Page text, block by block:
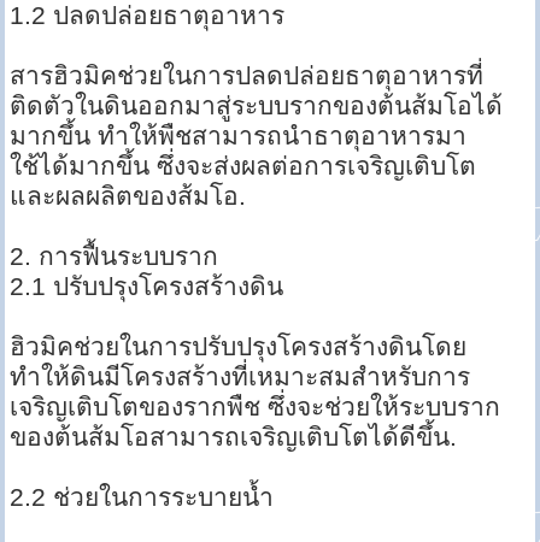
1.2 ปลดปล่อยธาตุอาหาร
สารฮิวมิคช่วยในการปลดปล่อยธาตุอาหารที่
ติดตัวในดินออกมาสู่ระบบรากของต้นส้มโอได้
มากขึ้น ทำให้พืชสามารถนำธาตุอาหารมา
ใช้ได้มากขึ้น ซึ่งจะส่งผลต่อการเจริญเติบโต
และผลผลิตของส้มโอ.
2. การฟื้นระบบราก
2.1 ปรับปรุงโครงสร้างดิน
ฮิวมิคช่วยในการปรับปรุงโครงสร้างดินโดย
ทำให้ดินมีโครงสร้างที่เหมาะสมสำหรับการ
เจริญเติบโตของรากพืช ซึ่งจะช่วยให้ระบบราก
ของต้นส้มโอสามารถเจริญเติบโตได้ดีขึ้น.
2.2 ช่วยในการระบายน้ำ